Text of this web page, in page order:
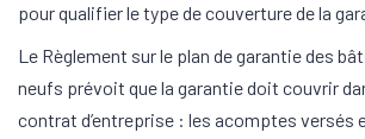
pour qualifier le type de couverture de la
Le Règlement sur le plan de garantie des
neufs prévoit que la garantie doit couvrir
contrat d’entreprise : les acomptes versés